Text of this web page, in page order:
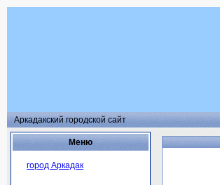
Аркадакский городской сайт
Меню
город Аркадак